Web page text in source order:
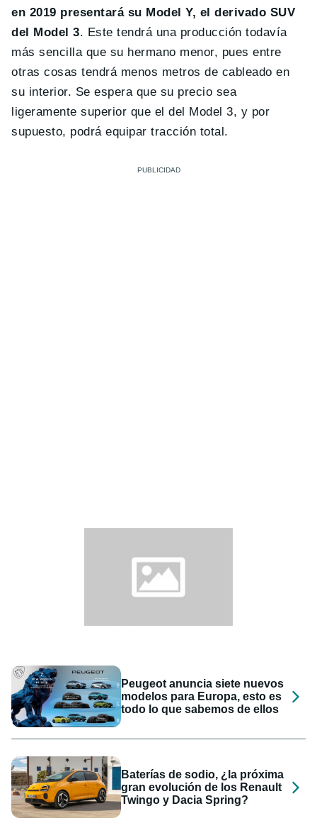
en 2019 presentará su Model Y, el derivado SUV
del Model 3. Este tendrá una producción todavía
más sencilla que su hermano menor, pues entre
otras cosas tendrá menos metros de cableado en
su interior. Se espera que su precio sea
ligeramente superior que el del Model 3, y por
supuesto, podrá equipar tracción total.
Peugeot anuncia siete nuevos
modelos para Europa, esto es
todo lo que sabemos de ellos
Baterías de sodio, ¿la próxima
gran evolución de los Renault
Twingo y Dacia Spring?